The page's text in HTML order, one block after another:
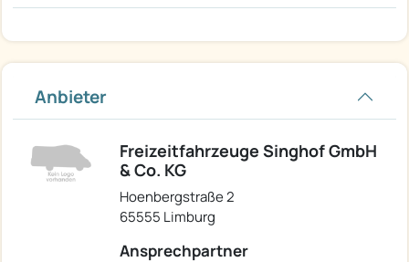
Anbieter
Freizeitfahrzeuge Singhof GmbH
& Co. KG
Hoenbergstraße 2
65555 Limburg
Ansprechpartner